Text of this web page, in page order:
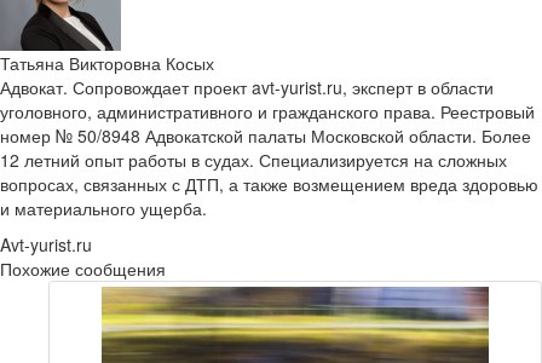
Татьяна Викторовна Косых
Адвокат. Сопровождает проект avt-yurist.ru, эксперт в области
уголовного, административного и гражданского права. Реестровый
номер № 50/8948 Адвокатской палаты Московской области. Более
12 летний опыт работы в судах. Специализируется на сложных
вопросах, связанных с ДТП, а также возмещением вреда здоровью
и материального ущерба.
Avt-yurist.ru
Похожие сообщения